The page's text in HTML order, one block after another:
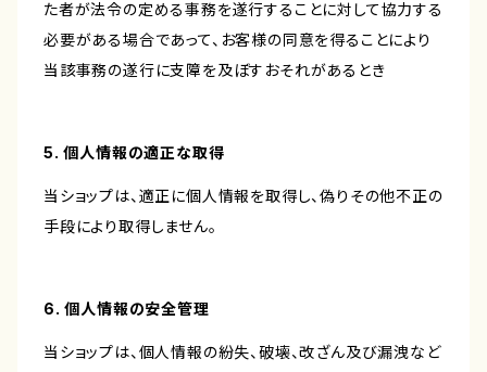
た者が法令の定める事務を遂行することに対して協力する
必要がある場合であって、お客様の同意を得ることにより
当該事務の遂行に支障を及ぼすおそれがあるとき
5. 個人情報の適正な取得
当ショップは、適正に個人情報を取得し、偽りその他不正の
手段により取得しません。
6. 個人情報の安全管理
当ショップは、個人情報の紛失、破壊、改ざん及び漏洩など